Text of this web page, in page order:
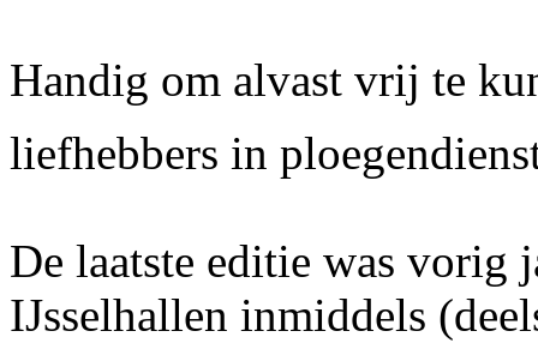
Handig om alvast vrij te
liefhebbers in
De laatste editie was vorig
IJsselhallen inmiddels